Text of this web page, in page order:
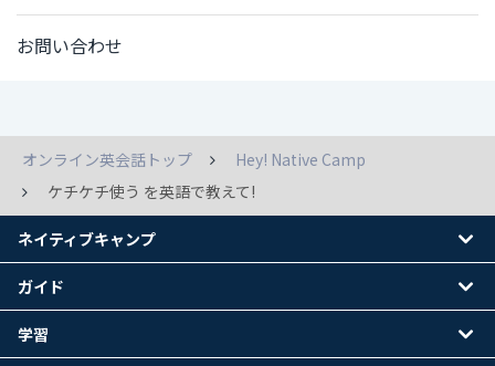
お問い合わせ
オンライン英会話トップ
Hey! Native Camp
ケチケチ使う を英語で教えて!
ネイティブキャンプ
ガイド
学習